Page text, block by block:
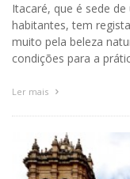
Itacaré, que é sede
habitantes, tem
muito pela beleza
condições para a
Ler mais